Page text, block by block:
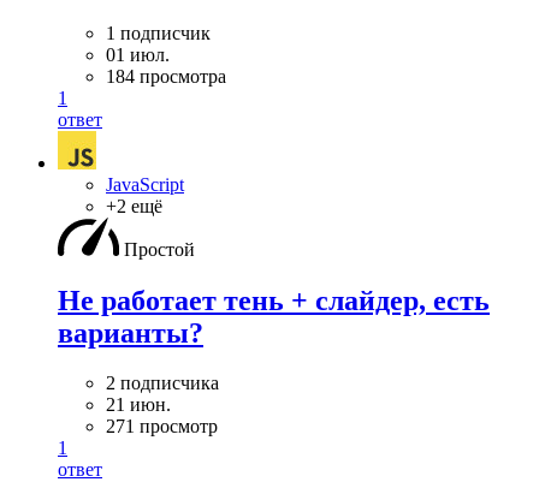
1 подписчик
01 июл.
184 просмотра
1
ответ
JavaScript
+2 ещё
Простой
Не работает тень + слайдер, есть
варианты?
2 подписчика
21 июн.
271 просмотр
1
ответ